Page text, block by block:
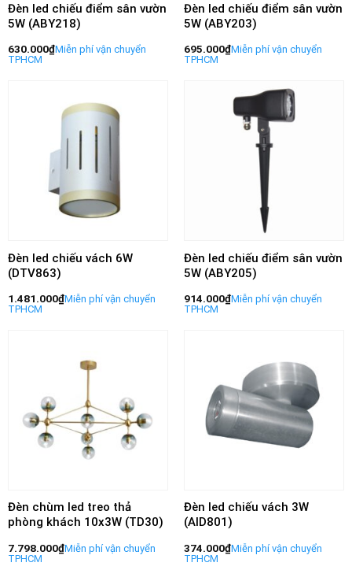
Đèn led chiếu điểm sân vườn
5W (ABY218)
630.000₫
Đèn led chiếu điểm sân vườn
5W (ABY203)
695.000₫
Đèn led chiếu vách 6W
(DTV863)
1.481.000₫
Đèn led chiếu điểm sân vườn
5W (ABY205)
914.000₫
Đèn chùm led treo thả
phòng khách 10x3W (TD30)
7.798.000₫
Đèn led chiếu vách 3W
(AID801)
374.000₫